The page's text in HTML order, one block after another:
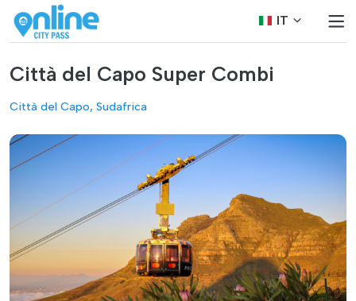
IT
Città del Capo Super Combi
Città del Capo, Sudafrica